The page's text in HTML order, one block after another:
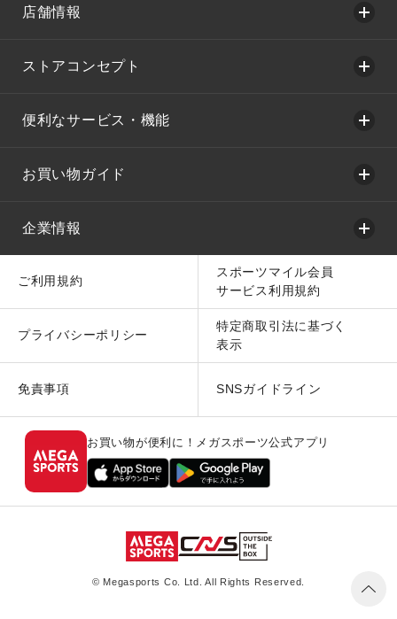
店舗情報
ストアコンセプト
便利なサービス・機能
お買い物ガイド
企業情報
ご利用規約
スポーツマイル会員
サービス利用規約
プライバシーポリシー
特定商取引法に基づく
表示
免責事項 SNSガイドライン
お買い物が便利に！メガスポーツ公式アプリ
© Megasports Co. Ltd. All Rights Reserved.